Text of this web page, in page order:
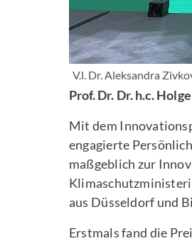
V.l. Dr. Aleksandra
Prof. Dr. Dr. h.c.
Mit dem
engagierte
maßgeblich zur
aus Düsseldorf und
Erstmals fand die